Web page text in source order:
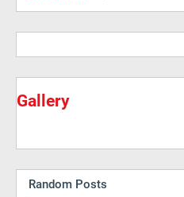
Gallery
Random Posts